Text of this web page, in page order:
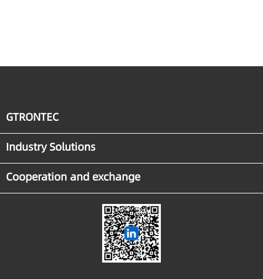
GTRONTEC
Industry Solutions
Cooperation and exchange